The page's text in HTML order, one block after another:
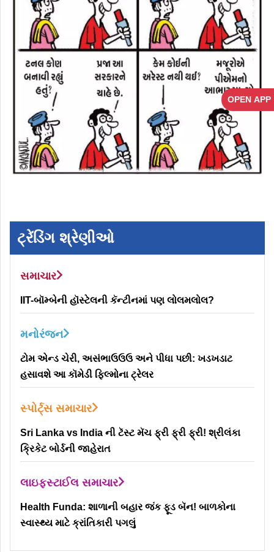
OPEN APP
ટ્રેંડિંગ શ્રેણીઓ
સમાચાર
IIT-બૉમ્બેની હૉસ્ટેલની કૅન્ટીનમાં પણ લોલમલોલ?
મનોરંજન
ટોમ એન્ડ ચેરી, અસંભાઉઉઉ અને પીધા પછી: ખડખડાટ
હસાવશે આ કૉમેડી ફિલ્મોના ટ્રેલર
સ્પોર્ટ્સ સમાચાર
Sri Lanka vs India ની ટૅસ્ટ મૅચ ફ્રી ફ્રી ફ્રી! શ્રીલંકા
ક્રિકેટ બોર્ડની જાહેરાત
લાઇફસ્ટાઈલ સમાચાર
Health Funda: શાળાની બહાર જંક ફૂડ બૅન! બાળકોના
સ્વાસ્થ્ય માટે ક્રાંતિકારી પગલું